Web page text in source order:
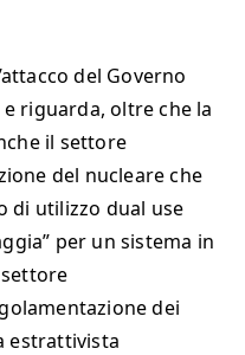
del Governo
e riguarda, oltre che la
il settore
del nucleare che
di utilizzo dual use
per un sistema in
dei
estrattivista